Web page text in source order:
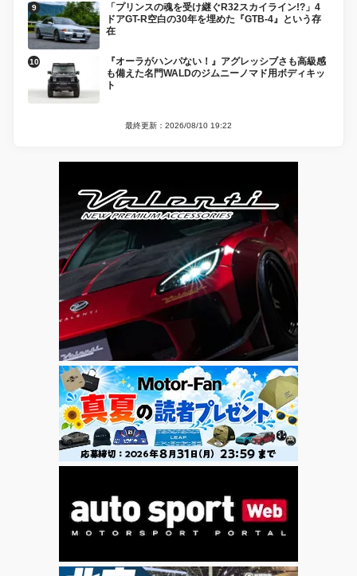
「プリンスの魂を受け継ぐR32スカイライン!?」4
ドアGT-R空白の30年を埋めた『GTB-4』という存
在
『オーラがハンパない！』アグレッシブさも高級感
も備えた名門WALDのジムニーノマド用ボディキッ
ト
最終更新：2026/08/10 19:22